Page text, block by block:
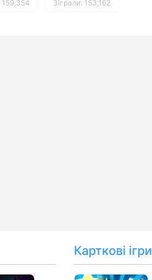
159,354 Зіграли: 153,162
Карткові ігри